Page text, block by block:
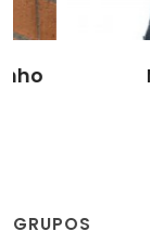
GRUPOS